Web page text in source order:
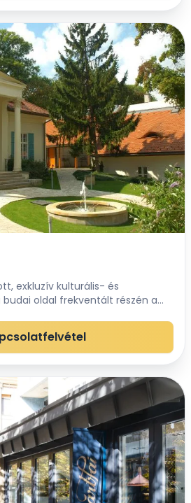
exkluzív kulturális- és
oldal frekventált részén a
található. A Villa
a klasszicista stílusú...